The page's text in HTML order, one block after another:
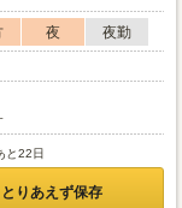
夜
夜勤
と22日
とりあえず保存